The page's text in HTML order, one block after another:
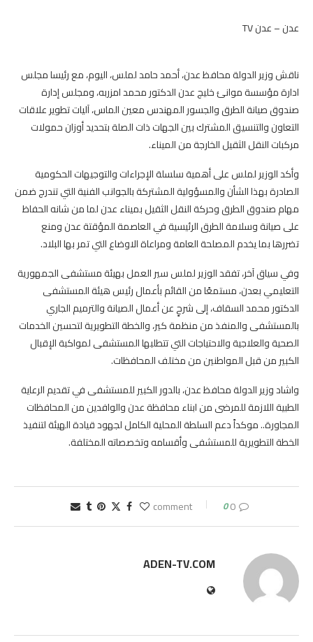
عدن – عدن TV
ناقش وزير الدولة محافظ عدن، أحمد حامد لملس، اليوم، مع رئيسا مجلس
ادارة مؤسسة موانئ خليج عدن الدكتور محمد امزربه، ومجلس إدارة
صندوق صيانة الطرق والجسور المهندس معين الماس، آليات تطوير علاقات
التعاون والتنسيق المشترك بين الجهات ذات الصلة بتحديد أوزان حمولات
مركبات النقل الثقيل الخارجة من الميناء.
وأكد الوزير لملس على أهمية سلسلة الإجراءات والتوجيهات الحكومية
الصادرة بهذا الشأن والمسؤولية المشتركة بالجوانب الفنية التي تندرج ضمن
مهام صندوق الطرق وحركة النقل الثقيل بميناء عدن لما من شانه الحفاظ
على صيانة وسلامة الطرق الرئيسية في العاصمة المؤقتة عدن ومنع
تضررها بما يخدم المصلحة العامة ومراعاة الاوضاع التي تمر بها البلاد.
وفي سياق آخر، تفقد الوزير لملس سير العمل بهيئة مستشفى الجمهورية
التعليمي بعدن، مستمعًا من القائم بأعمال رئيس هيئة المستشفى
الدكتور محمد السقاف، إلى شرحٍ عن أعمال الصيانة والترميم الجاري
بالمستشفى والمنفذ من منظمة كير، والخطة التطويرية لتحسين الخدمات
الصحية والعلاجية والاحتياجات التي تتطلبها المستشفى لمواكبة الإقبال
الكبير من قبل المواطنين من مختلف المحافظات.
واشاد وزير الدولة محافظ عدن، بالدور الكبير للمستشفى في تقديم الرعاية
الطبية اللازمة للمرضى من ابناء محافظة عدن والوافدين من المحافظات
المجاورة.. موكداً دعم السلطة المحلية الكامل لجهود قيادة الهيئة لتنفيذ
الخطة التطويرية للمستشفى وأقسامه وتخصصاته المختلفة.
0 comment
0
ADEN-TV.COM